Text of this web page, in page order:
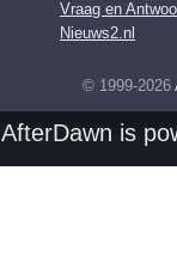
Vraag en
Nieuws2.nl
© 1999-2026
AfterDawn is